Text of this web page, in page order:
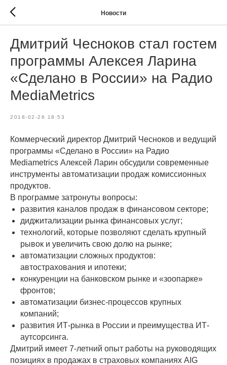
Новости
Дмитрий Чесноков стал гостем
программы Алексея Ларина
«Сделано в России» на Радио
MediaMetrics
2018-02-26 18:53
Коммерческий директор Дмитрий Чесноков и ведущий
программы «Сделано в России» на Радио
Mediametrics Алексей Ларин обсудили современные
инструменты автоматизации продаж комиссионных
продуктов.
В программе затронуты вопросы:
развития каналов продаж в финансовом секторе;
диджитализации рынка финансовых услуг;
технологий, которые позволяют сделать крупный
рывок и увеличить свою долю на рынке;
автоматизации сложных продуктов:
автострахования и ипотеки;
конкуренции на банковском рынке и «зоопарке»
фронтов;
автоматизации бизнес-процессов крупных
компаний;
развития ИТ-рынка в России и преимущества ИТ-
аутсорсинга.
Дмитрий имеет 7-летний опыт работы на руководящих
позициях в продажах в страховых компаниях AIG